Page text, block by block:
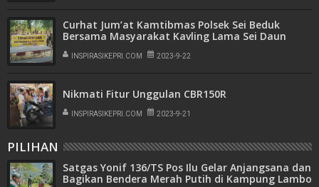
Curhat Jum’at Kamtibmas Polsek Sei Beduk
Bersama Masyarakat Kavling Lama Sei Daun
INSPIRASIKEPRI.COM 2023-9-22
Nikmati Fitur Unggulan CBR150R
INSPIRASIKEPRI.COM 2023-9-21
PILIHAN
Satgas Yonif 136/TS Pos Ilu Gelar Anjangsana dan
Bagikan Bendera Merah Putih di Kampung Lambo